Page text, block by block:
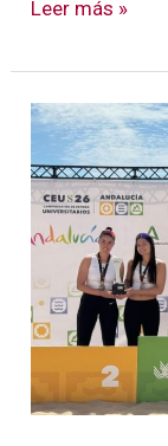
Leer más »
Tres
metales
más
para
la
Universidad
de
Sevilla
en
los